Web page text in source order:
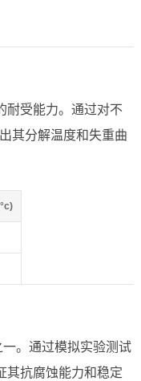
耐受能力。通过对不
其分解温度和失重曲
。通过模拟实验测试
其抗腐蚀能力和稳定